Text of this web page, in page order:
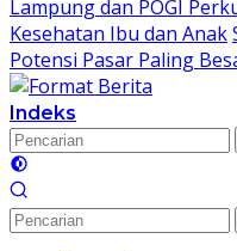
Lampung dan POGI
Kesehatan Ibu dan Anak
Potensi Pasar Paling
Indeks